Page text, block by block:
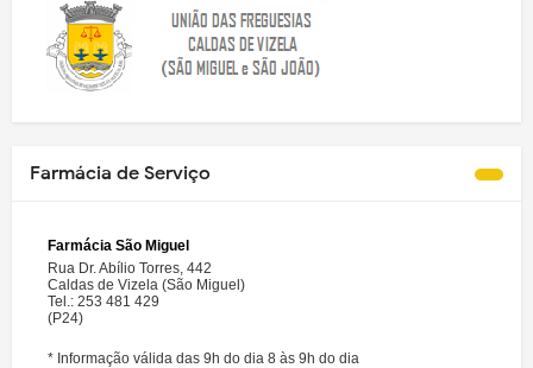
Farmácia de Serviço